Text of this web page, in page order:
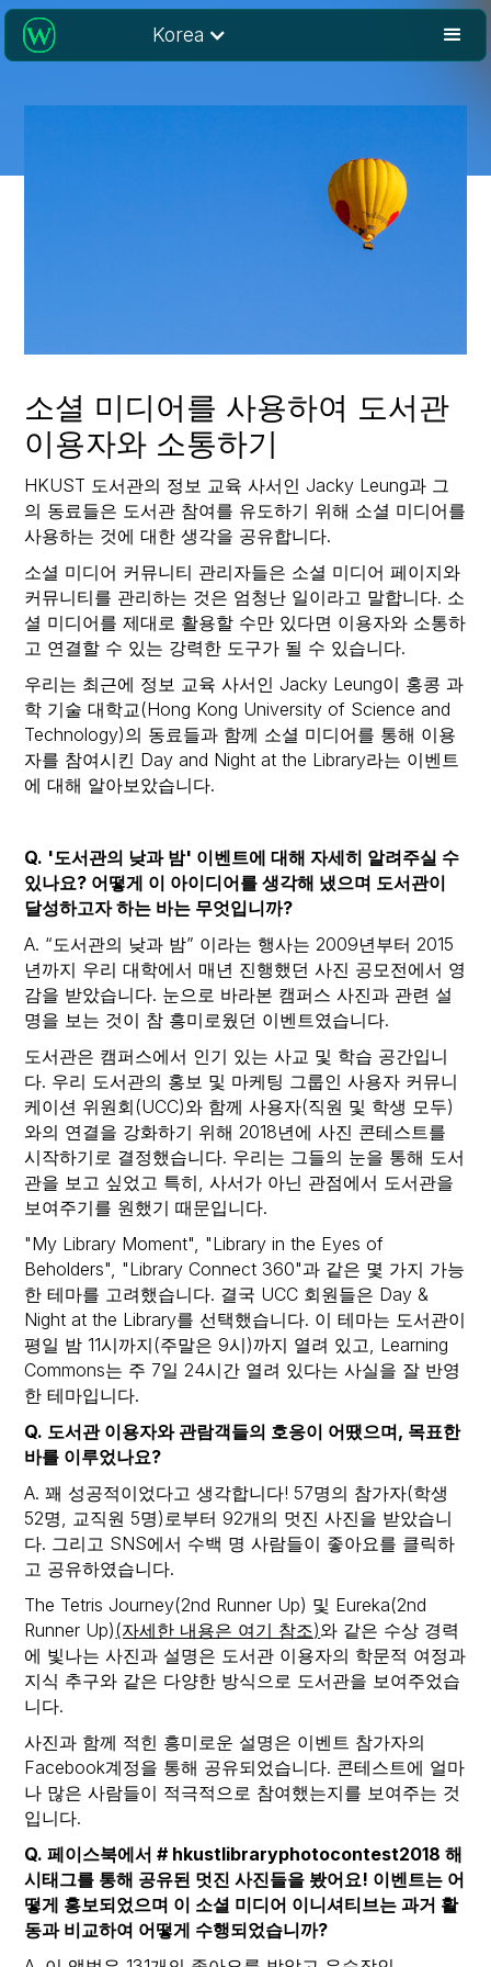
Korea
소셜 미디어를 사용하여 도서관
이용자와 소통하기
HKUST 도서관의 정보 교육 사서인 Jacky Leung과 그
의 동료들은 도서관 참여를 유도하기 위해 소셜 미디어를
사용하는 것에 대한 생각을 공유합니다.
소셜 미디어 커뮤니티 관리자들은 소셜 미디어 페이지와
커뮤니티를 관리하는 것은 엄청난 일이라고 말합니다. 소
셜 미디어를 제대로 활용할 수만 있다면 이용자와 소통하
고 연결할 수 있는 강력한 도구가 될 수 있습니다.
우리는 최근에 정보 교육 사서인 Jacky Leung이 홍콩 과
학 기술 대학교(Hong Kong University of Science and
Technology)의 동료들과 함께 소셜 미디어를 통해 이용
자를 참여시킨 Day and Night at the Library라는 이벤트
에 대해 알아보았습니다.
Q. '도서관의 낮과 밤' 이벤트에 대해 자세히 알려주실 수
있나요? 어떻게 이 아이디어를 생각해 냈으며 도서관이
달성하고자 하는 바는 무엇입니까?
A. “도서관의 낮과 밤” 이라는 행사는 2009년부터 2015
년까지 우리 대학에서 매년 진행했던 사진 공모전에서 영
감을 받았습니다. 눈으로 바라본 캠퍼스 사진과 관련 설
명을 보는 것이 참 흥미로웠던 이벤트였습니다.
도서관은 캠퍼스에서 인기 있는 사교 및 학습 공간입니
다. 우리 도서관의 홍보 및 마케팅 그룹인 사용자 커뮤니
케이션 위원회(UCC)와 함께 사용자(직원 및 학생 모두)
와의 연결을 강화하기 위해 2018년에 사진 콘테스트를
시작하기로 결정했습니다. 우리는 그들의 눈을 통해 도서
관을 보고 싶었고 특히, 사서가 아닌 관점에서 도서관을
보여주기를 원했기 때문입니다.
"My Library Moment", "Library in the Eyes of
Beholders", "Library Connect 360"과 같은 몇 가지 가능
한 테마를 고려했습니다. 결국 UCC 회원들은 Day &
Night at the Library를 선택했습니다. 이 테마는 도서관이
평일 밤 11시까지(주말은 9시)까지 열려 있고, Learning
Commons는 주 7일 24시간 열려 있다는 사실을 잘 반영
한 테마입니다.
Q. 도서관 이용자와 관람객들의 호응이 어땠으며, 목표한
바를 이루었나요?
A. 꽤 성공적이었다고 생각합니다! 57명의 참가자(학생
52명, 교직원 5명)로부터 92개의 멋진 사진을 받았습니
다. 그리고 SNS에서 수백 명 사람들이 좋아요를 클릭하
고 공유하였습니다.
The Tetris Journey(2nd Runner Up) 및 Eureka(2nd
Runner Up)(자세한 내용은 여기 참조)와 같은 수상 경력
에 빛나는 사진과 설명은 도서관 이용자의 학문적 여정과
지식 추구와 같은 다양한 방식으로 도서관을 보여주었습
니다.
사진과 함께 적힌 흥미로운 설명은 이벤트 참가자의
Facebook계정을 통해 공유되었습니다. 콘테스트에 얼마
나 많은 사람들이 적극적으로 참여했는지를 보여주는 것
입니다.
Q. 페이스북에서 # hkustlibraryphotocontest2018 해
시태그를 통해 공유된 멋진 사진들을 봤어요! 이벤트는 어
떻게 홍보되었으며 이 소셜 미디어 이니셔티브는 과거 활
동과 비교하여 어떻게 수행되었습니까?